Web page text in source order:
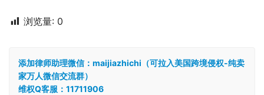
浏览量: 0
添加律师助理微信：maijiazhichi（可拉入美国跨境侵权-纯卖
家万人微信交流群）
维权Q客服：11711906